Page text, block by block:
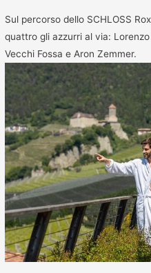
Sul percorso dello SCHLOSS
quattro gli azzurri al via:
Vecchi Fossa e Aron Zemmer.